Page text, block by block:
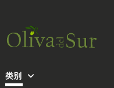
类别